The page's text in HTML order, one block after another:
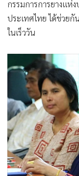
กรรมการการยางแห่
ประเทศไทย ได้ช่วย
ในเร็ววัน